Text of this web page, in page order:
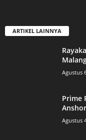
ARTIKEL LAINNYA
Agustus
Prime
Agustus